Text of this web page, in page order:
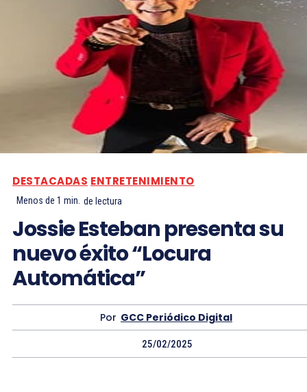
DESTACADAS ENTRETENIMIENTO
Menos de 1 min. de lectura
Jossie Esteban presenta su
nuevo éxito “Locura
Automática”
Por GCC Periódico Digital
25/02/2025